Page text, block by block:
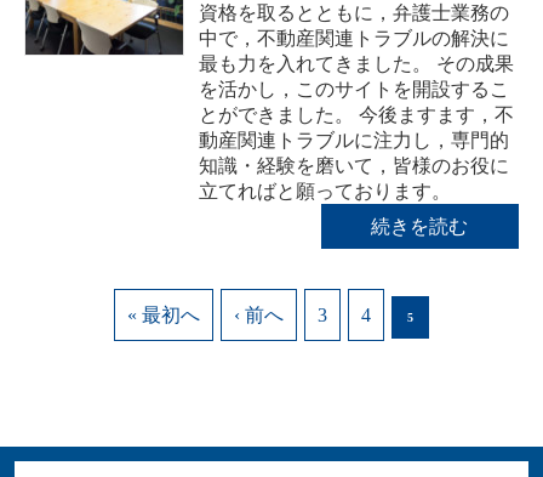
資格を取るとともに，弁護士業務の
中で，不動産関連トラブルの解決に
最も力を入れてきました。 その成果
を活かし，このサイトを開設するこ
とができました。 今後ますます，不
動産関連トラブルに注力し，専門的
知識・経験を磨いて，皆様のお役に
立てればと願っております。
続きを読む
« 最初へ ‹ 前へ 3 4 5